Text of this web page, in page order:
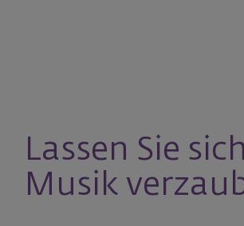
Lassen Sie
Musik